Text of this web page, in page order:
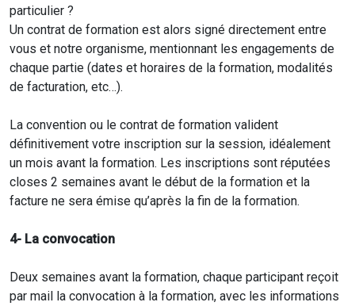
particulier ?
Un contrat de formation est alors signé directement entre
vous et notre organisme, mentionnant les engagements de
chaque partie (dates et horaires de la formation, modalités
de facturation, etc…).
La convention ou le contrat de formation valident
définitivement votre inscription sur la session, idéalement
un mois avant la formation. Les inscriptions sont réputées
closes 2 semaines avant le début de la formation et la
facture ne sera émise qu’après la fin de la formation.
4- La convocation
Deux semaines avant la formation, chaque participant reçoit
par mail la convocation à la formation, avec les informations